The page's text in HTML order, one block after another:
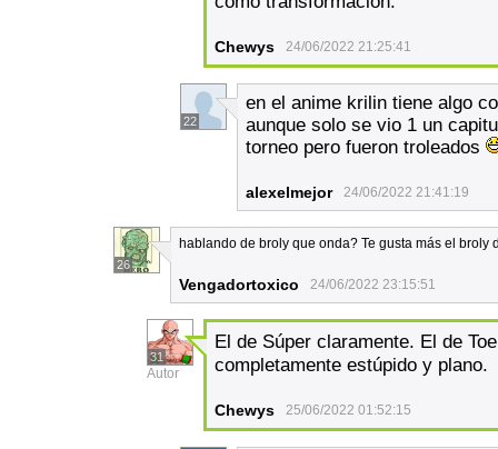
Chewys 24/06/2022 21:25:41
22
en el anime krilin tiene algo
aunque solo se vio 1 un
torneo pero fueron troleados
alexelmejor 24/06/2022 21:41:19
26
hablando de broly que onda? Te gusta más el broly
Vengadortoxico 24/06/2022 23:15:51
31
Autor
El de Súper claramente. El de
completamente estúpido y plano.
Chewys 25/06/2022 01:52:15